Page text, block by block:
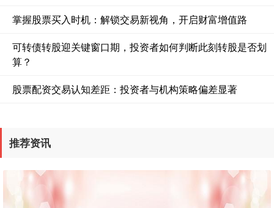
掌握股票买入时机：解锁交易新视角，开启财富增值路
可转债转股迎关键窗口期，投资者如何判断此刻转股是否划
算？
股票配资交易认知差距：投资者与机构策略偏差显著
推荐资讯